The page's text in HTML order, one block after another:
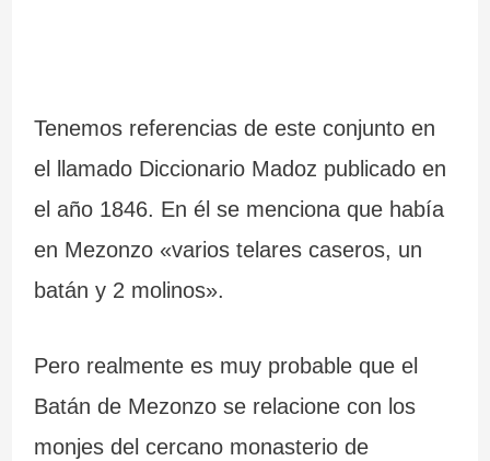
Tenemos referencias de este conjunto en
el llamado Diccionario Madoz publicado en
el año 1846. En él se menciona que había
en Mezonzo «varios telares caseros, un
batán y 2 molinos».
Pero realmente es muy probable que el
Batán de Mezonzo se relacione con los
monjes del cercano monasterio de